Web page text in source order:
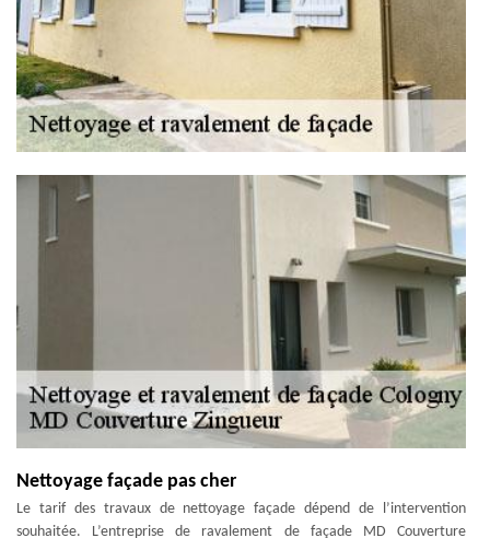
Nettoyage façade pas cher
Le tarif des travaux de nettoyage façade dépend de l’intervention
souhaitée. L’entreprise de ravalement de façade MD Couverture